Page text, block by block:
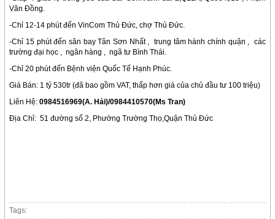
Văn Đồng.
-Chỉ 12-14 phút đến VinCom Thủ Đức, chợ Thủ Đức.
-Chỉ 15 phút đến sân bay Tân Sơn Nhất , trung tâm hành chính quận , các
trường đại học , ngân hàng , ngã tư Bình Thái.
-Chỉ 20 phút đến Bệnh viện Quốc Tế Hạnh Phúc.
Giá Bán: 1 tỷ 530tr (đã bao gồm VAT, thấp hơn giá của chủ đầu tư 100 triệu)
Liên Hệ:0984516969(A. Hải)/0984410570(Ms Tran)
Địa Chỉ: 51 đường số 2, Phường Trường Thọ,Quận Thủ Đức
Tags: